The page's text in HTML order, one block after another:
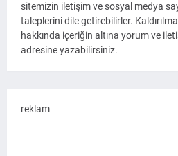
sitemizin iletişim ve sosyal medya
taleplerini dile getirebilirler.
hakkında içeriğin altına yorum ve
adresine yazabilirsiniz.
reklam